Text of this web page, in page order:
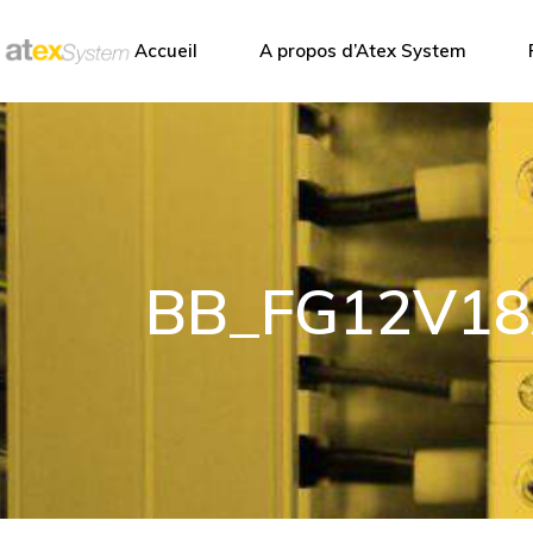
Accueil A propos d’Atex System
Atex System
Nos partenaires
Atex System